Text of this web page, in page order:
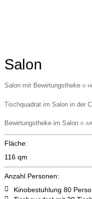
Salon
Zurück
Salon mit Bewirtungstheke ©
Tischquadrat im Salon in der
Bewirtungstheke im Salon ©
Fläche:
116 qm
Anzahl Personen:
Kinobestuhlung 80